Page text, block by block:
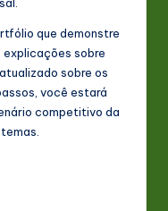
que demonstre
explicações sobre
sobre os
você estará
competitivo da